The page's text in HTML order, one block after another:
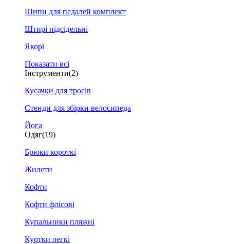
Шипи для педалей комплект
Штирі підсідельні
Якорі
Показати всі
Інструменти(2)
Кусачки для тросів
Стенди для збірки велосипеда
Йога
Одяг(19)
Брюки короткі
Жилети
Кофти
Кофти флісові
Купальники пляжні
Куртки легкі